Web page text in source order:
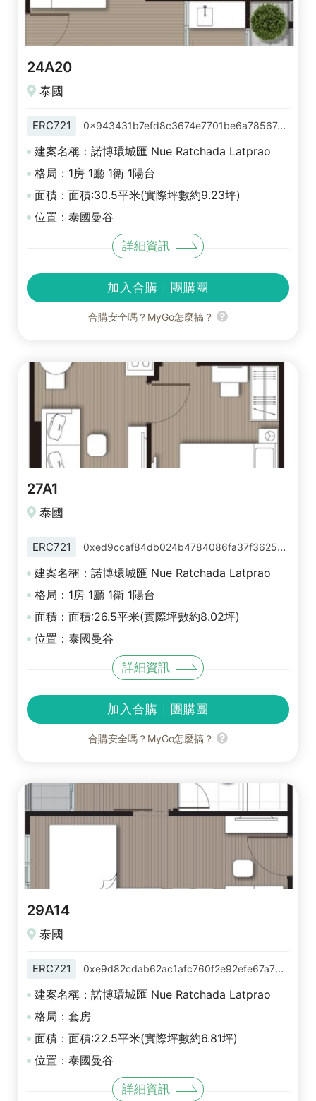
24A20
泰國
ERC721 0x943431b7efd8c3674e7701be6a78567e70b73b6a
建案名稱：諾博環城匯 Nue Ratchada Latprao
格局：1房 1廳 1衛 1陽台
面積：面積:30.5平米(實際坪數約9.23坪)
位置：泰國曼谷
詳細資訊
加入合購｜團購團
合購安全嗎？MyGo怎麼搞？
27A1
泰國
ERC721 0xed9ccaf84db024b4784086fa37f36256ad55be65
建案名稱：諾博環城匯 Nue Ratchada Latprao
格局：1房 1廳 1衛 1陽台
面積：面積:26.5平米(實際坪數約8.02坪)
位置：泰國曼谷
詳細資訊
加入合購｜團購團
合購安全嗎？MyGo怎麼搞？
29A14
泰國
ERC721 0xe9d82cdab62ac1afc760f2e92efe67a78aaa3f31
建案名稱：諾博環城匯 Nue Ratchada Latprao
格局：套房
面積：面積:22.5平米(實際坪數約6.81坪)
位置：泰國曼谷
詳細資訊